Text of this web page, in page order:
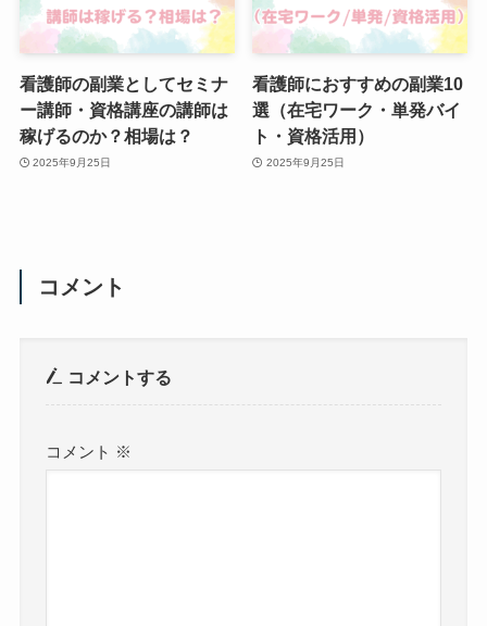
看護師の副業としてセミナ
ー講師・資格講座の講師は
稼げるのか？相場は？
2025年9月25日
看護師におすすめの副業10
選（在宅ワーク・単発バイ
ト・資格活用）
2025年9月25日
コメント
コメントする
コメント ※